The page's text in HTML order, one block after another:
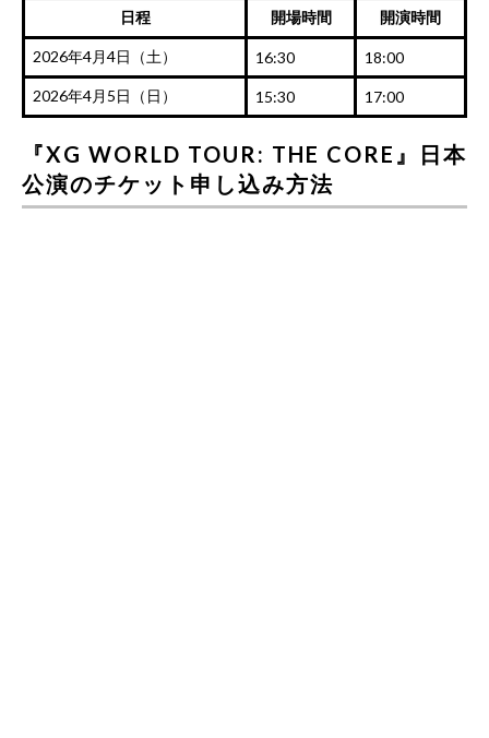
日程 開場時間 開演時間
2026年4月4日（土） 16:30 18:00
2026年4月5日（日） 15:30 17:00
『XG WORLD TOUR: THE CORE』日本
公演のチケット申し込み方法